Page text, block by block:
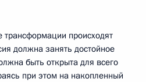
происходят
должна занять достойное
быть открыта для всего
при этом на накопленный